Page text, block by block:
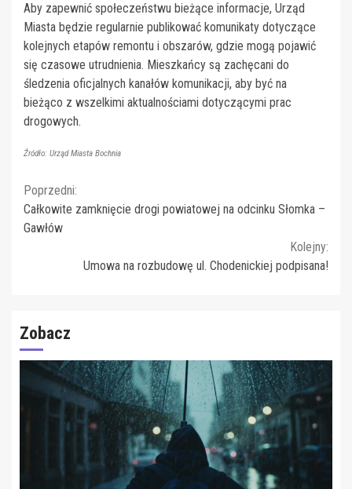
Aby zapewnić społeczeństwu bieżące informacje, Urząd
Miasta będzie regularnie publikować komunikaty dotyczące
kolejnych etapów remontu i obszarów, gdzie mogą pojawić
się czasowe utrudnienia. Mieszkańcy są zachęcani do
śledzenia oficjalnych kanałów komunikacji, aby być na
bieżąco z wszelkimi aktualnościami dotyczącymi prac
drogowych.
Źródło: Urząd Miasta Bochnia
Continue
Reading
Poprzedni:
Całkowite zamknięcie drogi powiatowej na odcinku Słomka –
Gawłów
Kolejny:
Umowa na rozbudowę ul. Chodenickiej podpisana!
Zobacz